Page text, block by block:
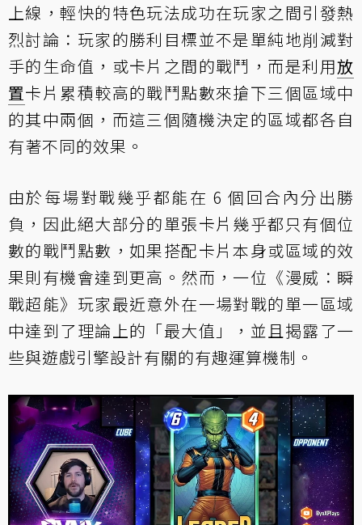
上線，輕快的特色玩法成功在玩家之間引發熱
烈討論：玩家的勝利目標並不是單純地削減對
手的生命值，或卡片之間的戰鬥，而是利用放
置卡片累積較高的戰鬥點數來搶下三個區域中
的其中兩個，而這三個隨機決定的區域都各自
有著不同的效果。
由於每場對戰幾乎都能在 6 個回合內分出勝
負，因此絕大部分的單張卡片幾乎都只有個位
數的戰鬥點數，如果搭配卡片本身或區域的效
果則有機會達到更高。然而，一位《漫威：瞬
戰超能》玩家最近意外在一場對戰的單一區域
中達到了理論上的「最大值」，並且揭露了一
些與遊戲引擎設計有關的有趣運算機制。